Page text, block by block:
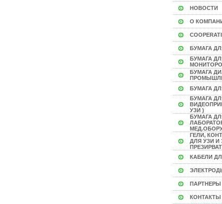
НОВОСТИ
О
БУМАГА
БУМАГА
БУМАГА
БУМАГА
БУМАГА
УЗИ )
БУМАГА
ГЕЛИ,
ДЛЯ УЗИ И
КАБЕЛИ
ПАРТНЕРЫ
КОНТАКТЫ